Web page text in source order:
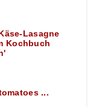
Lasagne
Kochbuch
...